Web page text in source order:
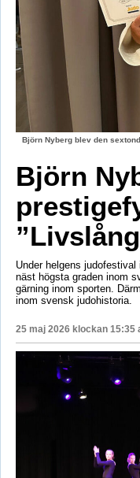
Björn Nyberg blev den
Björn
Under helgens
näst högsta graden inom
gärning inom sporten.
inom svensk judohistoria.
25 maj 2026 klockan 15:35